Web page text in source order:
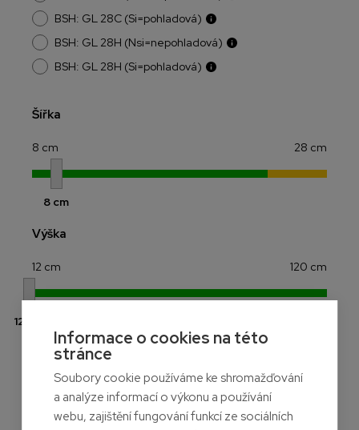
BSH: GL 28C (Si=pohladová)
BSH: GL 28H (Nsi=nepohladová)
BSH: GL 28H (Si=pohladová)
Šířka
8 cm 28 cm
8 cm
Výška
12 cm 120 cm
12 cm
Délka
cm
Informace o cookies na této
stránce
Soubory cookie používáme ke shromažďování
a analýze informací o výkonu a používání
webu, zajištění fungování funkcí ze sociálních